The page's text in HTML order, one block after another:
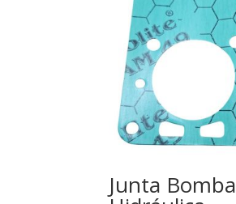
Junta Bomba